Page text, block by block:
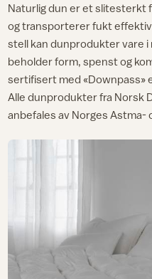
Naturlig dun er et slitesterkt
og transporterer fukt
stell kan dunprodukter vare i
beholder form, spenst og
sertifisert med «Downpass»
Alle dunprodukter fra Norsk
anbefales av Norges Astma-